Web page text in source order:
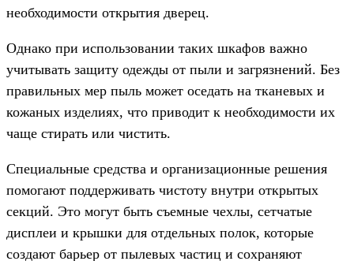
необходимости открытия дверец.
Однако при использовании таких шкафов важно
учитывать защиту одежды от пыли и загрязнений. Без
правильных мер пыль может оседать на тканевых и
кожаных изделиях, что приводит к необходимости их
чаще стирать или чистить.
Специальные средства и организационные решения
помогают поддерживать чистоту внутри открытых
секций. Это могут быть съемные чехлы, сетчатые
дисплеи и крышки для отдельных полок, которые
создают барьер от пылевых частиц и сохраняют